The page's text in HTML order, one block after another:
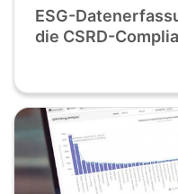
ESG-
die CSRD-